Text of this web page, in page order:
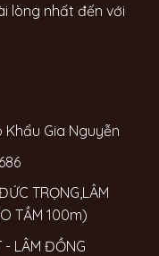
lòng nhất đến với
Gia Nguyễn
TRỌNG,LÂM
TẦM 100m)
- LÂM ĐỒNG